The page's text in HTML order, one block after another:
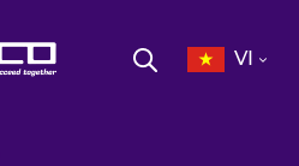
VI